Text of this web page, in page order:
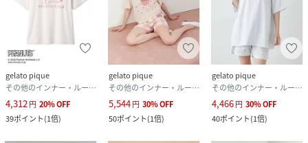
gelato pique
その他のインナー・ルームウェア
4,312 円 20%OFF
39ポイント(1倍)
gelato pique
その他のインナー・ルームウェア
5,544円 30%OFF
50ポイント(1倍)
gelato pique
その他のインナー・ルームウェア
4,466円 30%OFF
40ポイント(1倍)